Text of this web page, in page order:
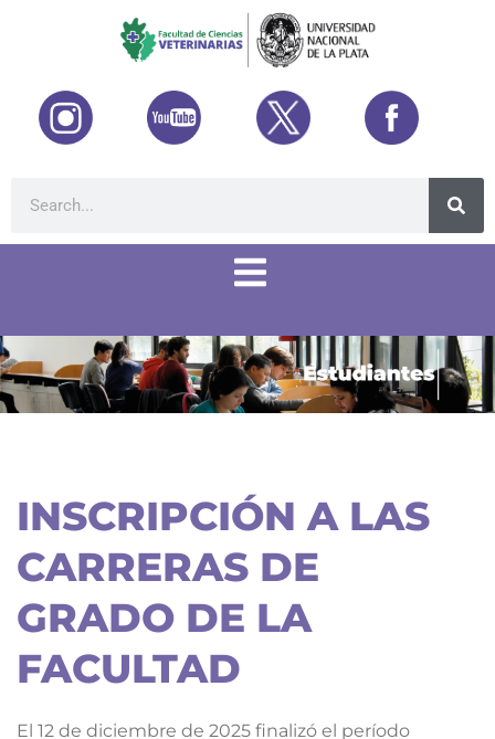
INSCRIPCIÓN A LAS
CARRERAS DE
GRADO DE LA
FACULTAD
El 12 de diciembre de 2025 finalizó el período